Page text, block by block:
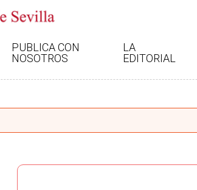
PUBLICA CON
NOSOTROS
LA
EDITORIAL